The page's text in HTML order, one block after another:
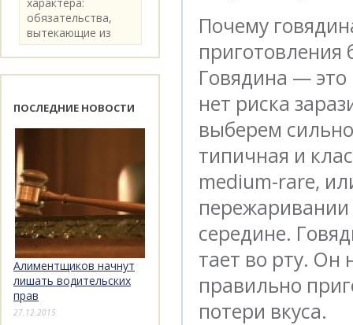
Почему
приготовления
Говядина —
нет риска
выберем
типичная и
medium-rare,
пережаривании
середине.
тает во рту. Он
правильно
потери вкуса.
обязательства,
вытекающие из
категории..
ПОСЛЕДНИЕ НОВОСТИ
Алиментщиков начнут
лишать водительских
прав
27.12.2015